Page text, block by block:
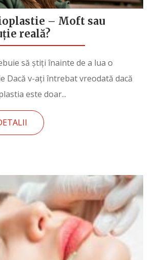
– Moft sau
reală?
să știți înainte de a lua o
Dacă v-ați întrebat vreodată dacă
este doar...